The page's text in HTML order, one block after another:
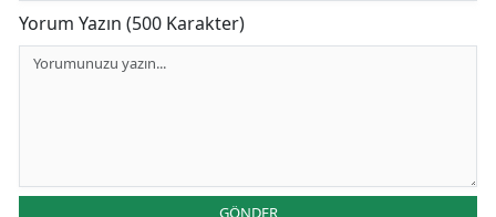
Yorum Yazın (500 Karakter)
GÖNDER